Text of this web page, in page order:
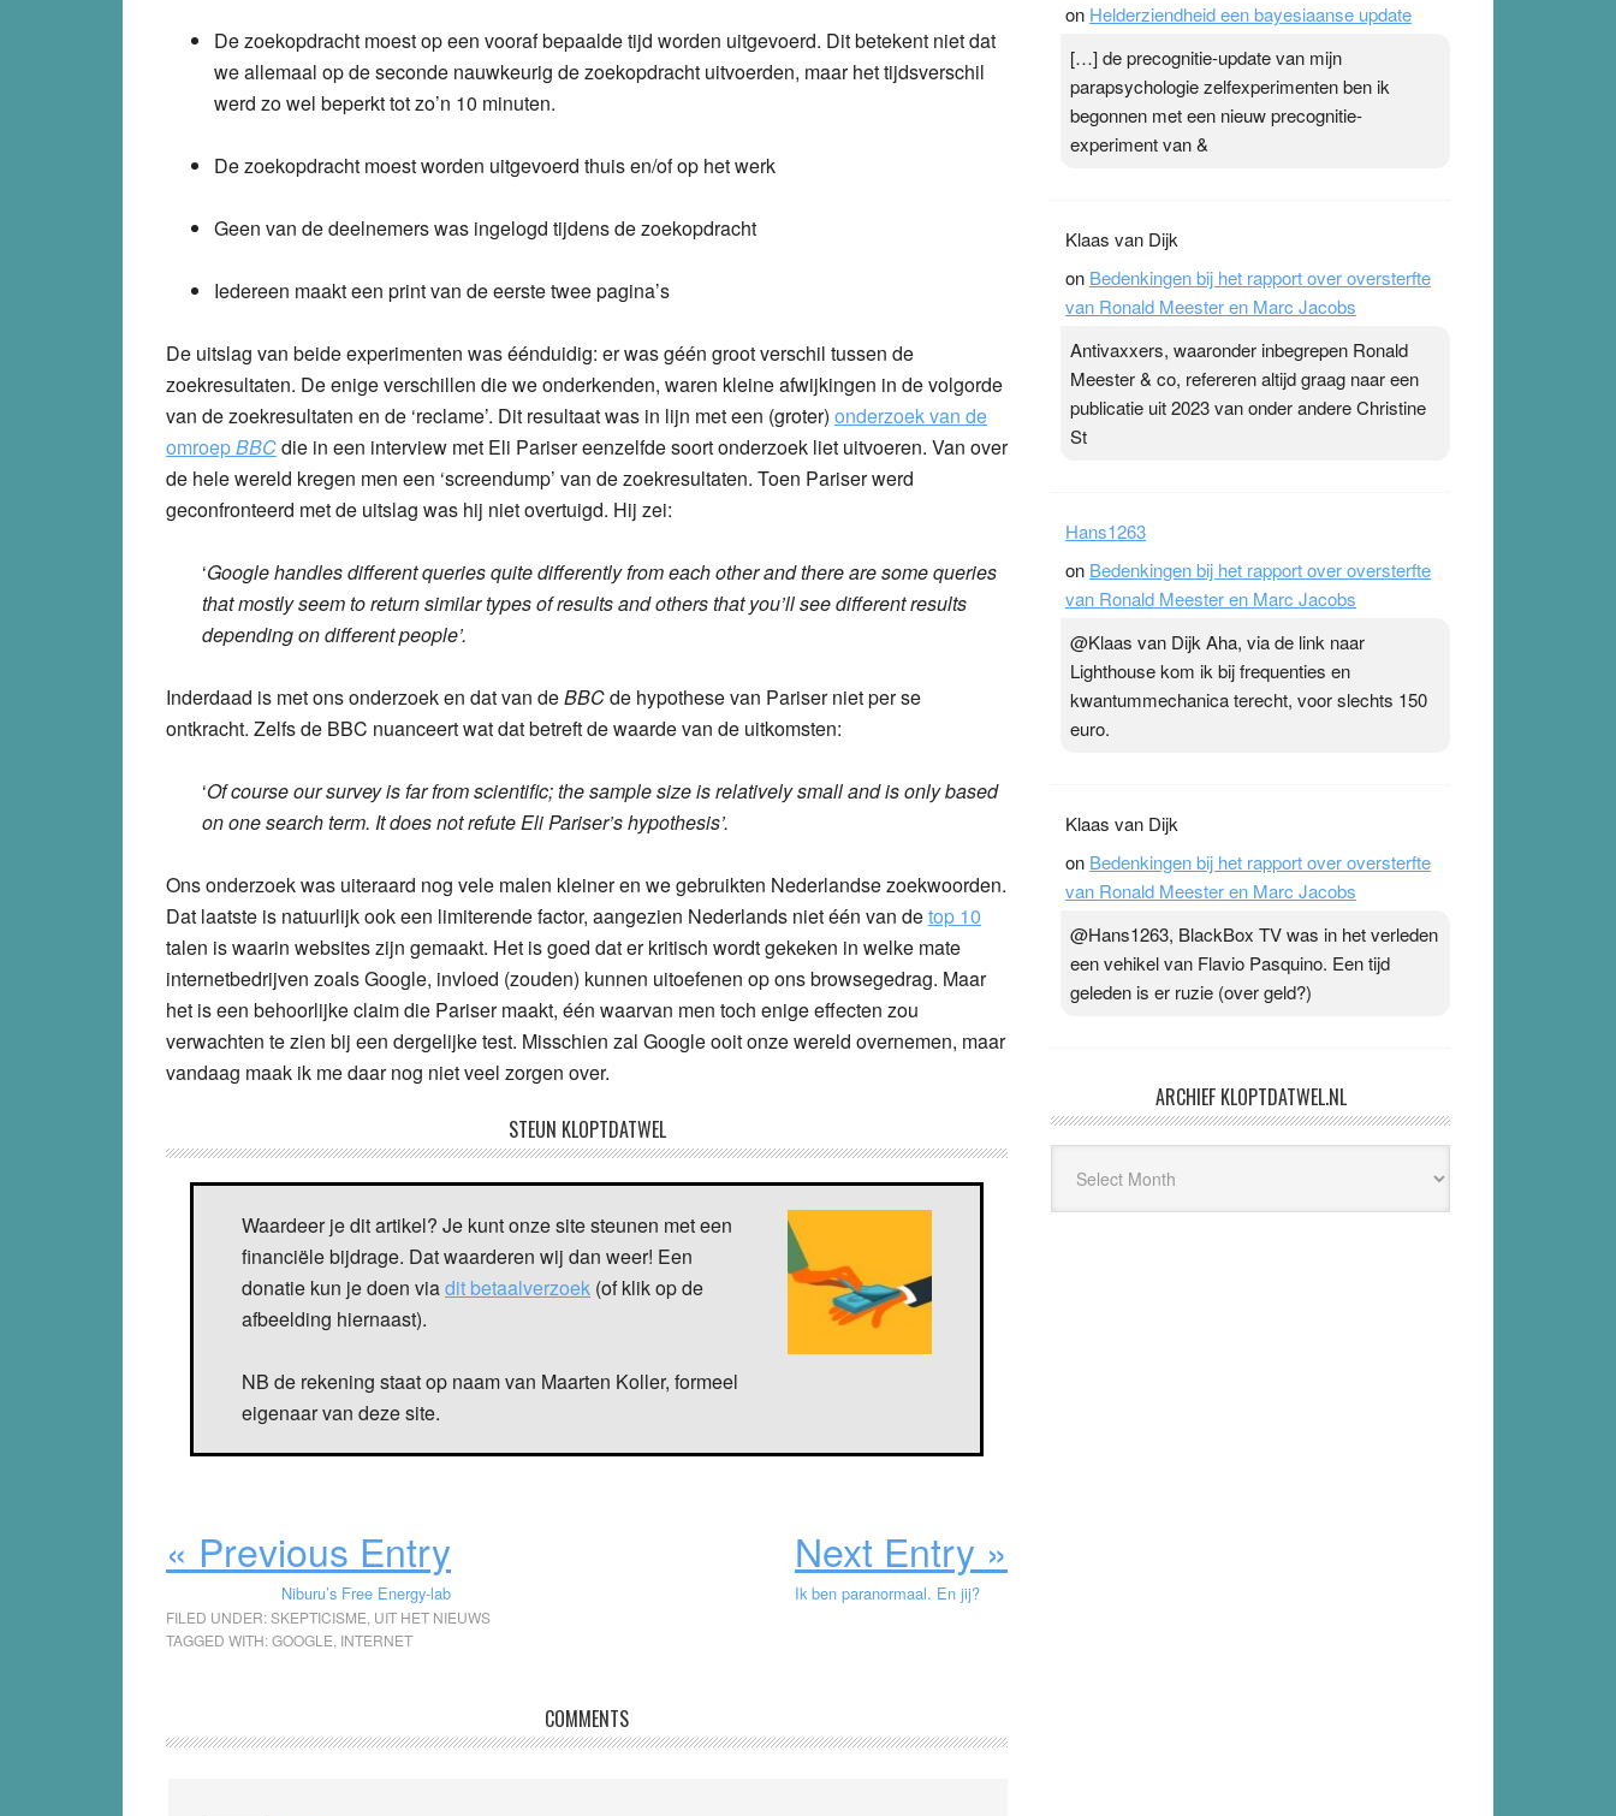
De zoekopdracht moest op een vooraf bepaalde tijd worden uitgevoerd. Dit betekent niet dat
we allemaal op de seconde nauwkeurig de zoekopdracht uitvoerden, maar het tijdsverschil
werd zo wel beperkt tot zo’n 10 minuten.
De zoekopdracht moest worden uitgevoerd thuis en/of op het werk
Geen van de deelnemers was ingelogd tijdens de zoekopdracht
Iedereen maakt een print van de eerste twee pagina’s
De uitslag van beide experimenten was éénduidig: er was géén groot verschil tussen de
zoekresultaten. De enige verschillen die we onderkenden, waren kleine afwijkingen in de volgorde
van de zoekresultaten en de ‘reclame’. Dit resultaat was in lijn met een (groter) onderzoek van de
omroepBBCdie in een interview met Eli Pariser eenzelfde soort onderzoek liet uitvoeren. Van over
de hele wereld kregen men een ‘screendump’ van de zoekresultaten. Toen Pariser werd
geconfronteerd met de uitslag was hij niet overtuigd. Hij zei:
‘Google handles different queries quite differently from each other and there are some queries
that mostly seem to return similar types of results and others that you’ll see different results
depending on different people’.
Inderdaad is met ons onderzoek en dat van deBBCde hypothese van Pariser niet per se
ontkracht. Zelfs de BBC nuanceert wat dat betreft de waarde van de uitkomsten:
‘Of course our survey is far from scientific; the sample size is relatively small and is only based
on one search term. It does not refute Eli Pariser’s hypothesis’.
Ons onderzoek was uiteraard nog vele malen kleiner en we gebruikten Nederlandse zoekwoorden.
Dat laatste is natuurlijk ook een limiterende factor, aangezien Nederlands niet één van detop 10
talen is waarin websites zijn gemaakt. Het is goed dat er kritisch wordt gekeken in welke mate
internetbedrijven zoals Google, invloed (zouden) kunnen uitoefenen op ons browsegedrag. Maar
het is een behoorlijke claim die Pariser maakt, één waarvan men toch enige effecten zou
verwachten te zien bij een dergelijke test. Misschien zal Google ooit onze wereld overnemen, maar
vandaag maak ik me daar nog niet veel zorgen over.
STEUN KLOPTDATWEL
Waardeer je dit artikel? Je kunt onze site steunen met een
financiële bijdrage. Dat waarderen wij dan weer! Een
donatie kun je doen viadit betaalverzoek (of klik op de
afbeelding hiernaast).
NB de rekening staat op naam van Maarten Koller, formeel
eigenaar van deze site.
« Previous Entry
Niburu’s Free Energy-lab
Next Entry »
Ik ben paranormaal. En jij?
FILED UNDER:SKEPTICISME UIT HET NIEUWS
TAGGED WITH:GOOGLE INTERNET
Interactions
COMMENTS
on Helderziendheid een bayesiaanse update
[…] de precognitie-update van mijn
parapsychologie zelfexperimenten ben ik
begonnen met een nieuw precognitie-
experiment van &
Klaas van Dijk
on Bedenkingen bij het rapport over oversterfte
van Ronald Meester en Marc Jacobs
Antivaxxers, waaronder inbegrepen Ronald
Meester & co, refereren altijd graag naar een
publicatie uit 2023 van onder andere Christine
St
Hans1263
on Bedenkingen bij het rapport over oversterfte
van Ronald Meester en Marc Jacobs
@Klaas van Dijk Aha, via de link naar
Lighthouse kom ik bij frequenties en
kwantummechanica terecht, voor slechts 150
euro.
Klaas van Dijk
on Bedenkingen bij het rapport over oversterfte
van Ronald Meester en Marc Jacobs
@Hans1263, BlackBox TV was in het verleden
een vehikel van Flavio Pasquino. Een tijd
geleden is er ruzie (over geld?)
ARCHIEF KLOPTDATWEL.NL
Kloptdatwel.nl